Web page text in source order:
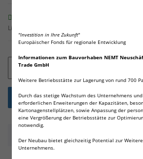
"Investition in Ihre Zukunft"
Europäischer Fonds für regionale Entwicklung
Informationen zum Bauvorhaben NEMT
Trade GmbH
Weitere Betriebsstätte zur Lagerung von rund 700
Durch das stetige Wachstum des Unternehmens
erforderlichen Erweiterungen der Kapazitäten,
Kartonagenstellplätzen, sowie Anpassung der
eine Vergrößerung der Betriebsstätte zur
notwendig.
Der Neubau bietet gleichzeitig Potential zur
Unternehmens.
Lieferzeit: